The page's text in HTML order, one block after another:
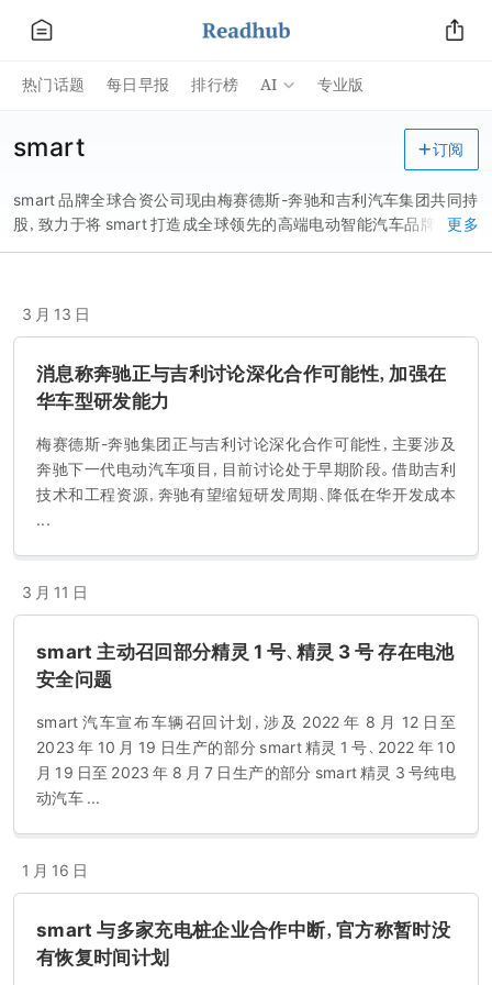
热门话题 每日早报 排行榜 AI 专业版
smart
smart 品牌全球合资公司现由梅赛德斯-奔驰和吉利汽车集团共同持
股，致力于将 smart 打造成全球领先的高端电动智能汽车品牌。全球
总部设在中国宁波，在中国及德国分别设有...
更多
订阅
3 月 13 日
消息称奔驰正与吉利讨论深化合作可能性，加强在
华车型研发能力
梅赛德斯-奔驰集团正与吉利讨论深化合作可能性，主要涉及
奔驰下一代电动汽车项目，目前讨论处于早期阶段。借助吉利
技术和工程资源，奔驰有望缩短研发周期、降低在华开发成本
...
3 月 11 日
smart 主动召回部分精灵 1 号、精灵 3 号 存在电池
安全问题
smart 汽车宣布车辆召回计划，涉及 2022 年 8 月 12 日至
2023 年 10 月 19 日生产的部分 smart 精灵 1 号、2022 年 10
月 19 日至 2023 年 8 月 7 日生产的部分 smart 精灵 3 号纯电
动汽车 ...
1 月 16 日
smart 与多家充电桩企业合作中断，官方称暂时没
有恢复时间计划